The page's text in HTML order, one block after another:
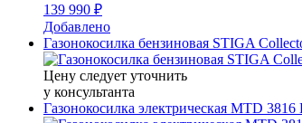
139 990 ₽
Добавлено
Газонокосилка бензиновая STIGA
Цену следует уточнить
у консультанта
Газонокосилка электрическая MTD 3816